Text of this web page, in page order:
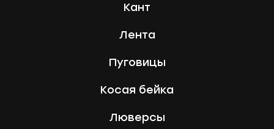
Кант
Лента
Пуговицы
Косая бейка
Люверсы